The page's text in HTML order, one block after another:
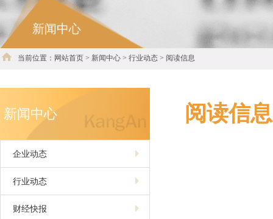
新闻中心
当前位置：网站首页 > 新闻中心 > 行业动态 > 阅读信息
新闻中心
企业动态
行业动态
财经快报
阅读信息